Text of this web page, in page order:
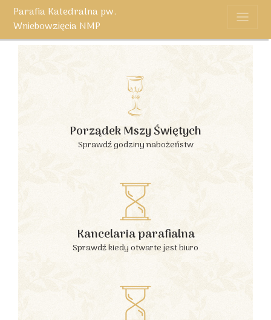
Parafia Katedralna pw.
Wniebowzięcia NMP
Porządek Mszy Świętych
Sprawdź godziny nabożeństw
Kancelaria parafialna
Sprawdź kiedy otwarte jest biuro